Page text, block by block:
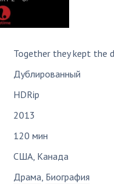
Together they kept the
Дублированный
HDRip
2013
120 мин
США, Канада
Драма, Биография